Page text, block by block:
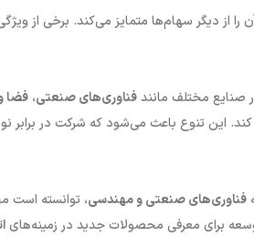
از دیگر سهام‌ها متمایز می‌کند. برخی از
صنایع مختلف مانندفناوری‌های صنعتی، فضا
این تنوع باعث می‌شود که شرکت در برابر
فناوری‌های صنعتی و مهندسی، توانسته است
برای معرفی محصولات جدید در زمینه‌های